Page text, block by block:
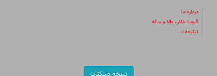
درباره ما
قیمت دلار، طلا و سکه
تبلیغات